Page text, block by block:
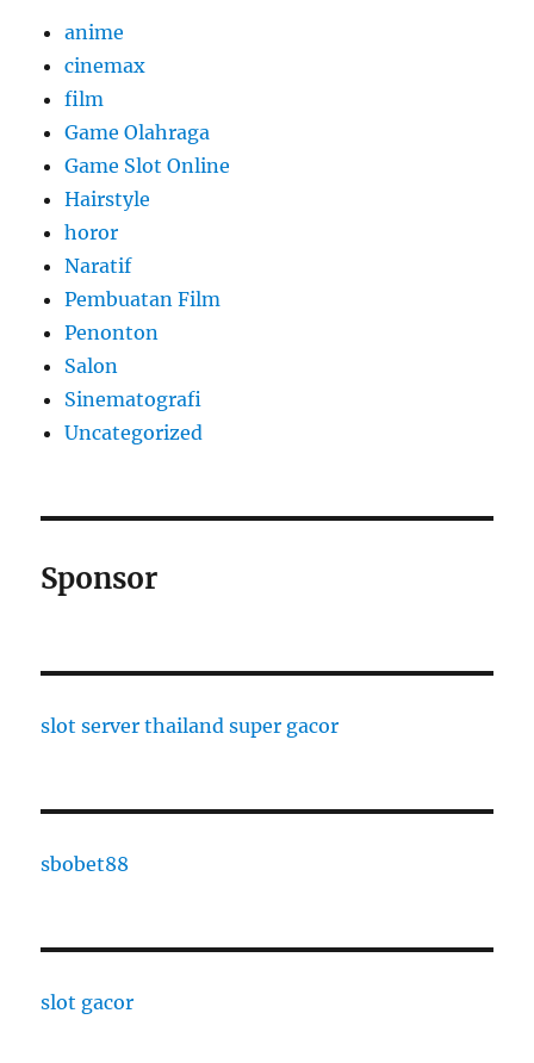
anime
cinemax
film
Game Olahraga
Game Slot Online
Hairstyle
horor
Naratif
Pembuatan Film
Penonton
Salon
Sinematografi
Uncategorized
Sponsor
slot server thailand super gacor
sbobet88
slot gacor